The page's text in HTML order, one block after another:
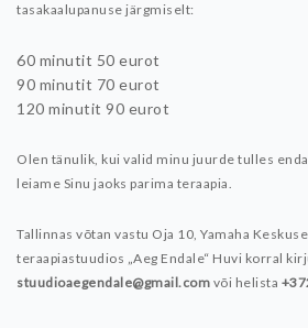
tasakaalupanuse järgmiselt:
60 minutit 50 eurot
90 minutit 70 eurot
120 minutit 90 eurot
Olen tänulik, kui valid minu juurde tulles
leiame Sinu jaoks parima teraapia.
Tallinnas võtan vastu Oja 10, Yamaha
teraapiastuudios „Aeg Endale“ Huvi korral
stuudioaegendale@gmail.com või helista